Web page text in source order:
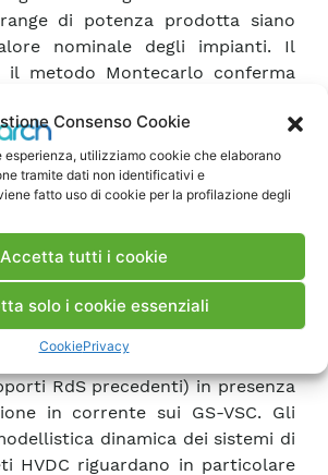
Consenso Cookie
esperienza, utilizziamo cookie che elaborano
tramite dati non identificativi e
fatto uso di cookie per la profilazione degli
Accetta tutti i cookie
solo i cookie essenziali
CookiePrivacy
di potenza prodotta siano
nominale degli impianti. Il
il metodo Montecarlo conferma
tra il metodo analitico e il
II presenta gli sviluppi legati
statica e dinamica dei sistemi di
multi-terminali HVDC nella
di impianti eolici
reti AC. Per laparte statica, è
modello di load flow con
per i convertitori VSC
la rete AC continentale (GS-
i risultati dell’analisi
flow sulla rete ad H (già
RdS precedenti) in presenza
in corrente sui GS-VSC. Gli
dinamica dei sistemi di
HVDC riguardano in particolare